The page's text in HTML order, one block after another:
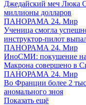
Джедайский меч Люка
миллионы долларов
ПАНОРАМА 24. Мир
Ученица смогла
инструктор-пилот
ПАНОРАМА 24. Мир
ИноСМИ: покушение
Макрона совершено в
ПАНОРАМА 24. Мир
Во Франции более 2
аномального зноя
Показать ещё